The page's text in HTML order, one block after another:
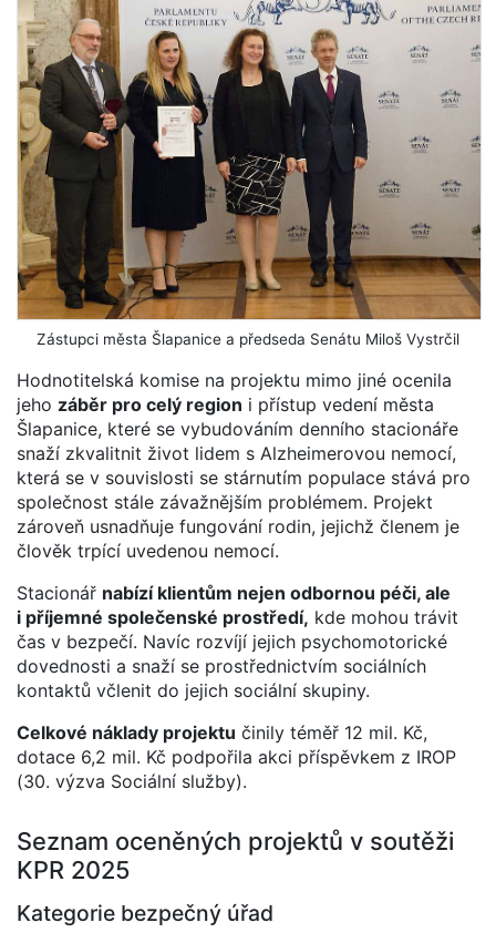
Zástupci města Šlapanice a předseda Senátu Miloš Vystrčil
Hodnotitelská komise na projektu mimo jiné ocenila
jeho záběr pro celý region i přístup vedení města
Šlapanice, které se vybudováním denního stacionáře
snaží zkvalitnit život lidem s Alzheimerovou nemocí,
která se v souvislosti se stárnutím populace stává pro
společnost stále závažnějším problémem. Projekt
zároveň usnadňuje fungování rodin, jejichž členem je
člověk trpící uvedenou nemocí.
Stacionář nabízí klientům nejen odbornou péči, ale
i příjemné společenské prostředí, kde mohou trávit
čas v bezpečí. Navíc rozvíjí jejich psychomotorické
dovednosti a snaží se prostřednictvím sociálních
kontaktů včlenit do jejich sociální skupiny.
Celkové náklady projektu činily téměř 12 mil. Kč,
dotace 6,2 mil. Kč podpořila akci příspěvkem z IROP
(30. výzva Sociální služby).
Seznam oceněných projektů v soutěži
KPR 2025
Kategorie bezpečný úřad